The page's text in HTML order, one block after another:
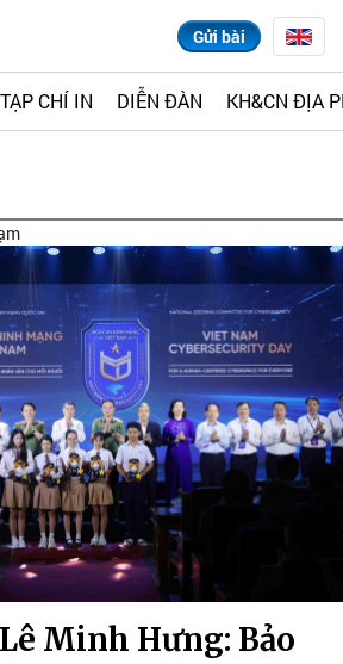
Gửi bài
TẠP CHÍ IN DIỄN ĐÀN KH&CN ĐỊA
Minh Hưng: Bảo